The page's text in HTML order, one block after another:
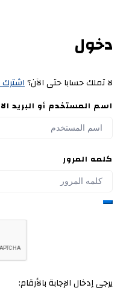
دخول
لا تملك حسابا حتى الآن؟اشترك
اسم المستخدم أو البريد
كلمه المرور
يرجى إدخال الإجابة بالأرقام: